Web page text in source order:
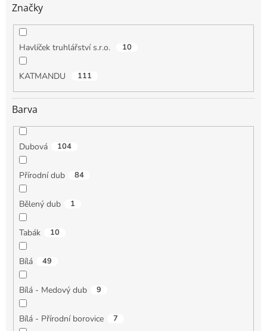
Značky
Havlíček truhlářství s.r.o. 10
KATMANDU 111
Barva
Dubová 104
Přírodní dub 84
Bělený dub 1
Tabák 10
Bílá 49
Bílá - Medový dub 9
Bílá - Přírodní borovice 7